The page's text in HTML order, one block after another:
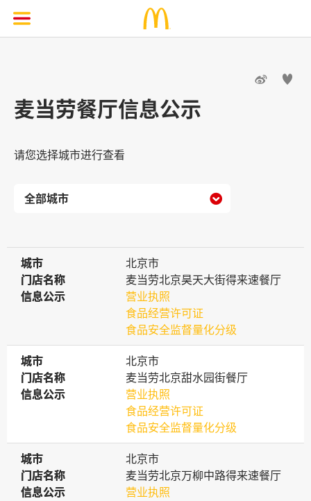
 
麦当劳餐厅信息公示
请您选择城市进行查看

城市
城市
北京市
门店名称
门店名称
麦当劳北京昊天大街得来速餐厅
信息公示
信息公示
营业执照
食品经营许可证
食品安全监督量化分级
城市
城市
北京市
门店名称
门店名称
麦当劳北京甜水园街餐厅
信息公示
信息公示
营业执照
食品经营许可证
食品安全监督量化分级
城市
城市
北京市
门店名称
门店名称
麦当劳北京万柳中路得来速餐厅
信息公示
信息公示
营业执照